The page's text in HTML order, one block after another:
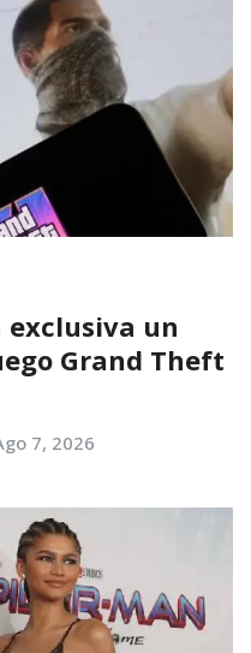
un
Grand Theft
7, 2026